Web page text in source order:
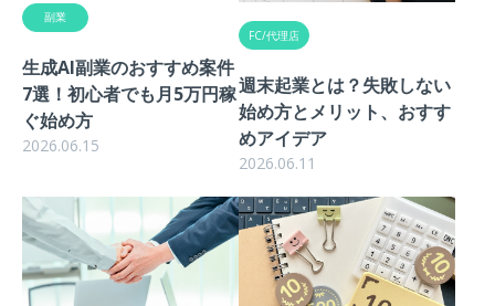
副業
生成AI副業のおすすめ案件
7選！初心者でも月5万円稼
ぐ始め方
2026.06.15
FC/代理店
週末起業とは？失敗しない
始め方とメリット、おすす
めアイデア
2026.06.11